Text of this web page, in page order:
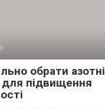
обрати азотні
підвищення